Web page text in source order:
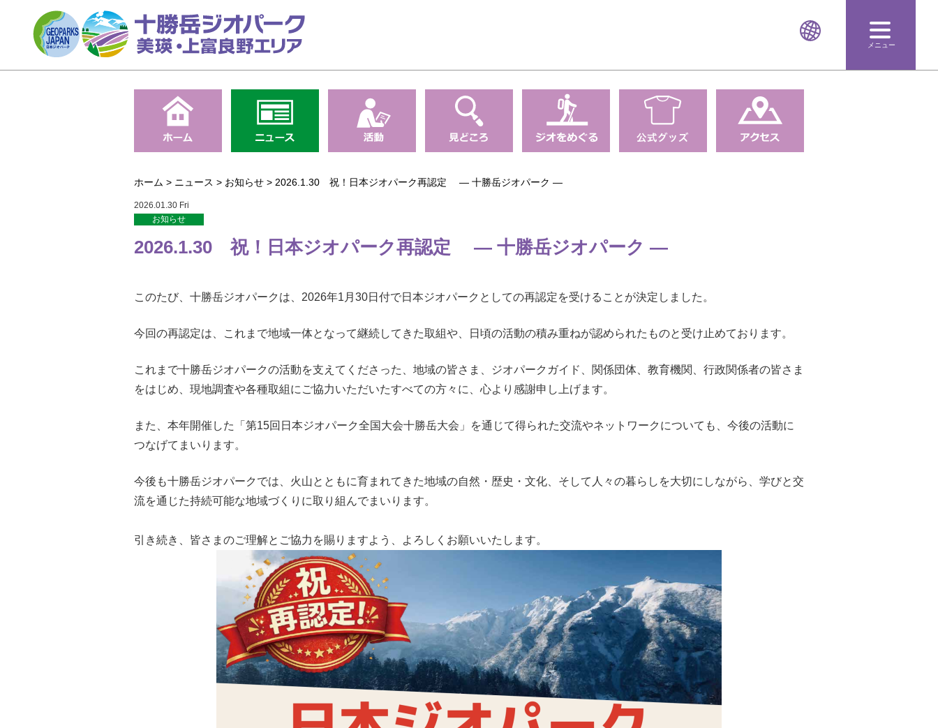
メニュー
ホーム > ニュース > お知らせ > 2026.1.30 祝！日本ジオパーク再認定 ― 十勝岳ジオパーク ―
2026.01.30 Fri
お知らせ
2026.1.30 祝！日本ジオパーク再認定 ― 十勝岳ジオパーク ―
このたび、十勝岳ジオパークは、2026年1月30日付で日本ジオパークとしての再認定を受けることが決定しました。
今回の再認定は、これまで地域一体となって継続してきた取組や、日頃の活動の積み重ねが認められたものと受け止めております。
これまで十勝岳ジオパークの活動を支えてくださった、地域の皆さま、ジオパークガイド、関係団体、教育機関、行政関係者の皆さま
をはじめ、現地調査や各種取組にご協力いただいたすべての方々に、心より感謝申し上げます。
また、本年開催した「第15回日本ジオパーク全国大会十勝岳大会」を通じて得られた交流やネットワークについても、今後の活動に
つなげてまいります。
今後も十勝岳ジオパークでは、火山とともに育まれてきた地域の自然・歴史・文化、そして人々の暮らしを大切にしながら、学びと交
流を通じた持続可能な地域づくりに取り組んでまいります。
引き続き、皆さまのご理解とご協力を賜りますよう、よろしくお願いいたします。